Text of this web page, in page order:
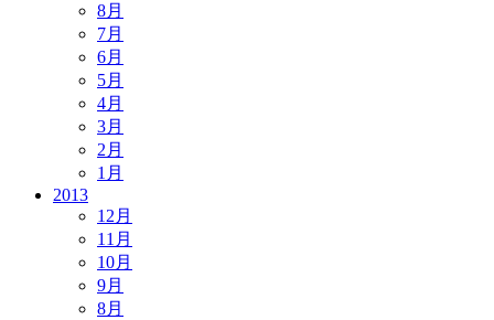
8月
7月
6月
5月
4月
3月
2月
1月
2013
12月
11月
10月
9月
8月